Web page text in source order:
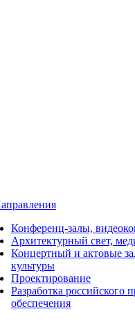
Конференц-залы,
Архитектурный свет,
Концертный и актовые
культуры
Проектирование
Разработка российского
обеспечения